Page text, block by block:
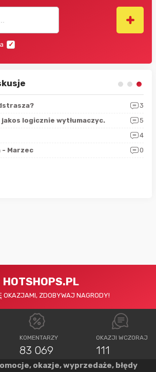
3
logicznie wytłumaczyc.
5
4
- Marzec
0
HOTSHOPS.PL
OKAZJAMI, ZDOBYWAJ NAGRODY!
KOMENTARZY
83 069
OKAZJI WCZORAJ
111
okazje, wyprzedaże, błędy